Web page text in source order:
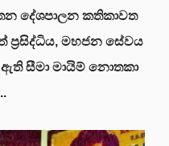
දේශපාලන කතිකාවත
මහජන සේවය
සීමා මායිම් නොතකා